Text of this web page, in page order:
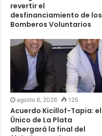
revertir el
desfinanciamiento de los
Bomberos Voluntarios
agosto 6, 2026 125
Acuerdo Kicillof-Tapia: el
Único de La Plata
albergará la final del